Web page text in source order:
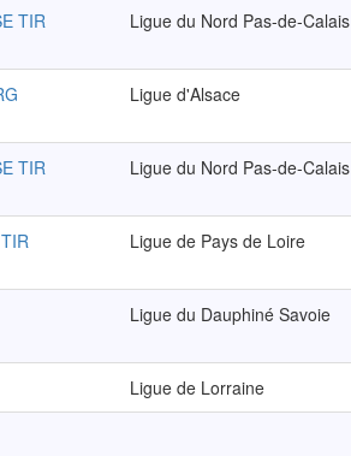
TIR Ligue du Nord Pas-de-Calais
Ligue d'Alsace
TIR Ligue du Nord Pas-de-Calais
Ligue de Pays de Loire
Ligue du Dauphiné Savoie
Ligue de Lorraine